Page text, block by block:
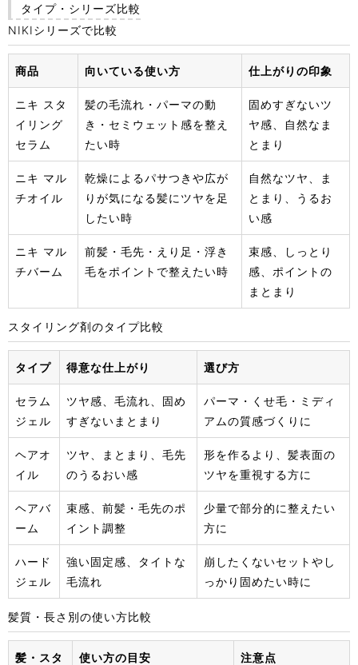
タイプ・シリーズ比較
NIKIシリーズで比較
商品 向いている使い方 仕上がりの印象
ニキ スタ
イリング
セラム
髪の毛流れ・パーマの動
き・セミウェット感を整え
たい時
固めすぎないツ
ヤ感、自然なま
とまり
ニキ マル
チオイル
乾燥によるパサつきや広が
りが気になる髪にツヤを足
したい時
自然なツヤ、ま
とまり、うるお
い感
ニキ マル
チバーム
前髪・毛先・えり足・浮き
毛をポイントで整えたい時
束感、しっとり
感、ポイントの
まとまり
スタイリング剤のタイプ比較
タイプ 得意な仕上がり 選び方
セラム
ジェル
ツヤ感、毛流れ、固め
すぎないまとまり
パーマ・くせ毛・ミディ
アムの質感づくりに
ヘアオ
イル
ツヤ、まとまり、毛先
のうるおい感
形を作るより、髪表面の
ツヤを重視する方に
ヘアバ
ーム
束感、前髪・毛先のポ
イント調整
少量で部分的に整えたい
方に
ハード
ジェル
強い固定感、タイトな
毛流れ
崩したくないセットやし
っかり固めたい時に
髪質・長さ別の使い方比較
髪・スタ
使い方の目安 注意点